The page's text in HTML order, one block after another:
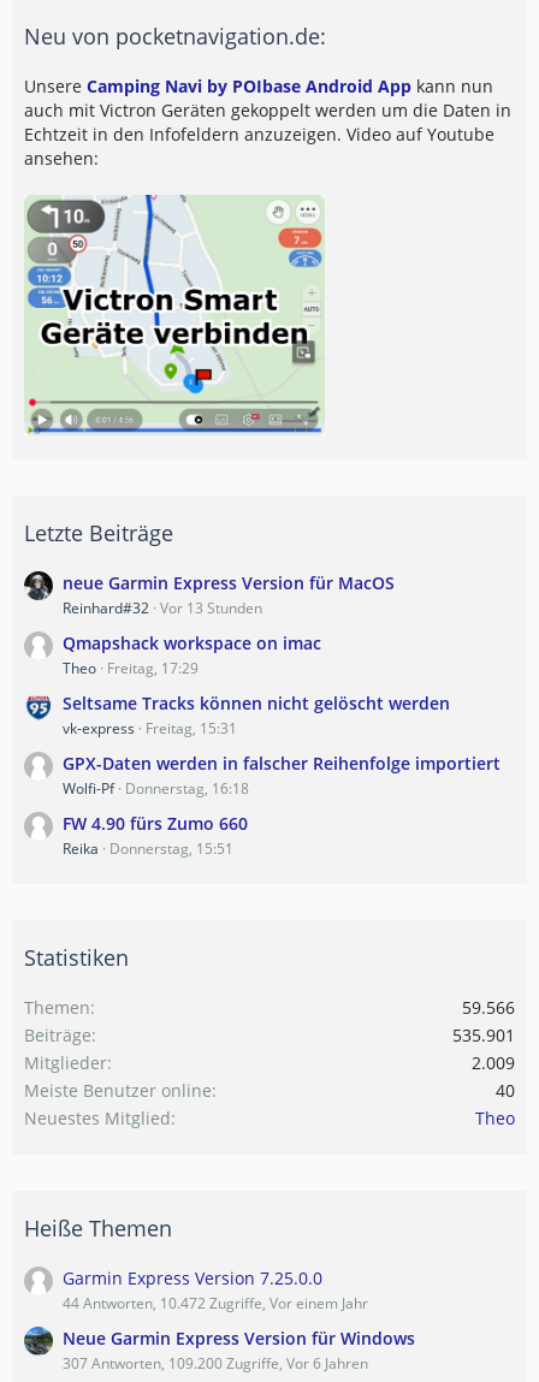
Neu von pocketnavigation.de:
Unsere Camping Navi by POIbase Android App kann nun
auch mit Victron Geräten gekoppelt werden um die Daten in
Echtzeit in den Infofeldern anzuzeigen. Video auf Youtube
ansehen:
Letzte Beiträge
neue Garmin Express Version für MacOS
Reinhard#32 Vor 13 Stunden
Qmapshack workspace on imac
Theo Freitag, 17:29
Seltsame Tracks können nicht gelöscht werden
vk-express Freitag, 15:31
GPX-Daten werden in falscher Reihenfolge importiert
Wolfi-Pf Donnerstag, 16:18
FW 4.90 fürs Zumo 660
Reika Donnerstag, 15:51
Statistiken
Themen
59.566
Beiträge
535.901
Mitglieder
2.009
Meiste Benutzer online
40
Neuestes Mitglied
Theo
Heiße Themen
Garmin Express Version 7.25.0.0
44 Antworten, 10.472 Zugriffe, Vor einem Jahr
Neue Garmin Express Version für Windows
307 Antworten, 109.200 Zugriffe, Vor 6 Jahren